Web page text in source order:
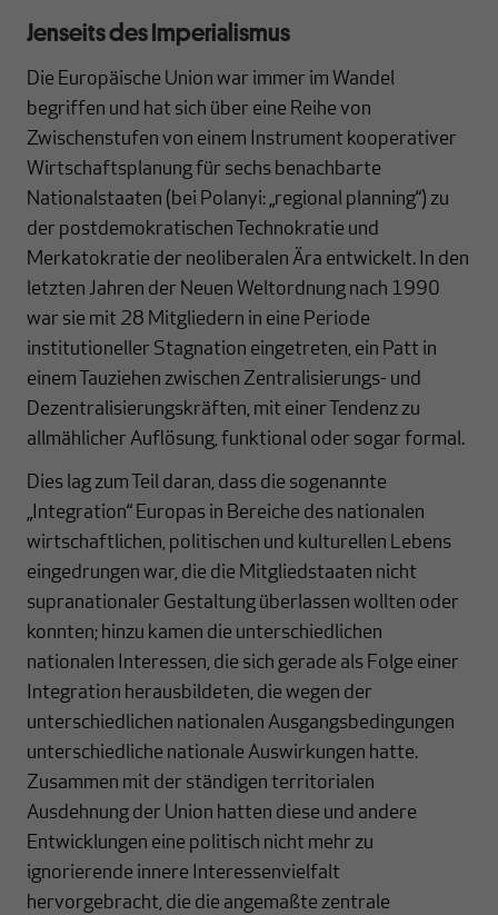
Jenseits des Imperialismus
Die Europäische Union war immer im Wandel
begriffen und hat sich über eine Reihe von
Zwischenstufen von einem Instrument kooperativer
Wirtschaftsplanung für sechs benachbarte
Nationalstaaten (bei Polanyi: „regional planning“) zu
der postdemokratischen Technokratie und
Merkatokratie der neoliberalen Ära entwickelt. In den
letzten Jahren der Neuen Weltordnung nach 1990
war sie mit 28 Mitgliedern in eine Periode
institutioneller Stagnation eingetreten, ein Patt in
einem Tauziehen zwischen Zentralisierungs- und
Dezentralisierungskräften, mit einer Tendenz zu
allmählicher Auflösung, funktional oder sogar formal.
Dies lag zum Teil daran, dass die sogenannte
„Integration“ Europas in Bereiche des nationalen
wirtschaftlichen, politischen und kulturellen Lebens
eingedrungen war, die die Mitgliedstaaten nicht
supranationaler Gestaltung überlassen wollten oder
konnten; hinzu kamen die unterschiedlichen
nationalen Interessen, die sich gerade als Folge einer
Integration herausbildeten, die wegen der
unterschiedlichen nationalen Ausgangsbedingungen
unterschiedliche nationale Auswirkungen hatte.
Zusammen mit der ständigen territorialen
Ausdehnung der Union hatten diese und andere
Entwicklungen eine politisch nicht mehr zu
ignorierende innere Interessenvielfalt
hervorgebracht, die die angemaßte zentrale